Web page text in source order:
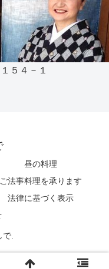
５４－１
昼の料理
ご法事料理を承ります
法律に基づく表示
.